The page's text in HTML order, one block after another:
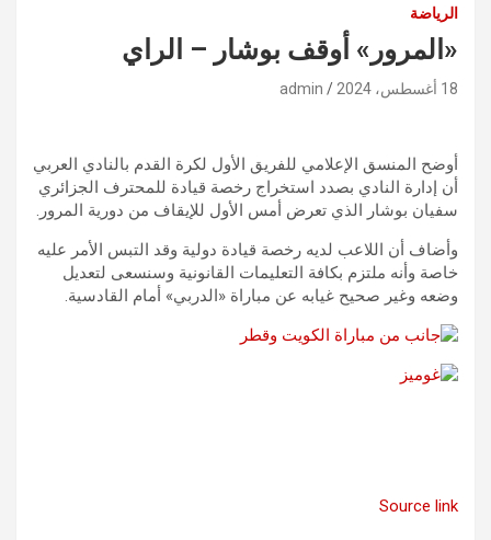
الرياضة
«المرور» أوقف بوشار – الراي
18 أغسطس، 2024 admin
أوضح المنسق الإعلامي للفريق الأول لكرة القدم بالنادي العربي
أن إدارة النادي بصدد استخراج رخصة قيادة للمحترف الجزائري
سفيان بوشار الذي تعرض أمس الأول للإيقاف من دورية المرور.
وأضاف أن اللاعب لديه رخصة قيادة دولية وقد التبس الأمر عليه
خاصة وأنه ملتزم بكافة التعليمات القانونية وسنسعى لتعديل
وضعه وغير صحيح غيابه عن مباراة «الدربي» أمام القادسية.
Source link